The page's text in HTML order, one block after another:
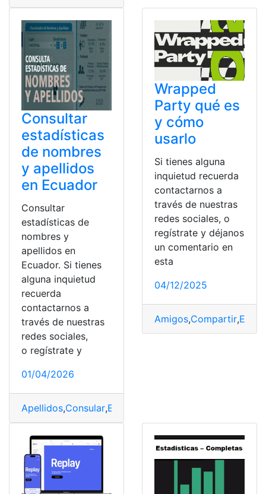
Consultar
estadísticas
de nombres
y apellidos
en Ecuador
Consultar
estadísticas de
nombres y
apellidos en
Ecuador. Si tienes
alguna inquietud
recuerda
contactarnos a
través de nuestras
redes sociales,
o regístrate y
01/04/2026
Apellidos,Consular,Ecuador
Wrapped
Party qué es
y cómo
usarlo
Si tienes alguna
inquietud recuerda
contactarnos a
través de nuestras
redes sociales, o
regístrate y déjanos
un comentario en
esta
04/12/2025
Amigos,Compartir,